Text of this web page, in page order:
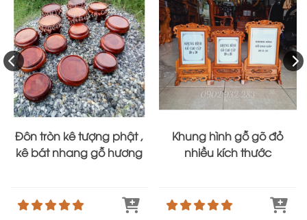
Đôn tròn kê tượng phật ,
kê bát nhang gỗ hương
Khung hình gỗ gõ đỏ
nhiều kích thước